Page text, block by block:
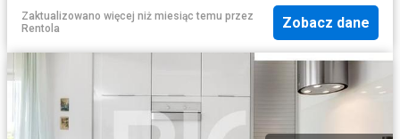
Zaktualizowano więcej niż miesiąc temu przez
Rentola
Zobacz dane